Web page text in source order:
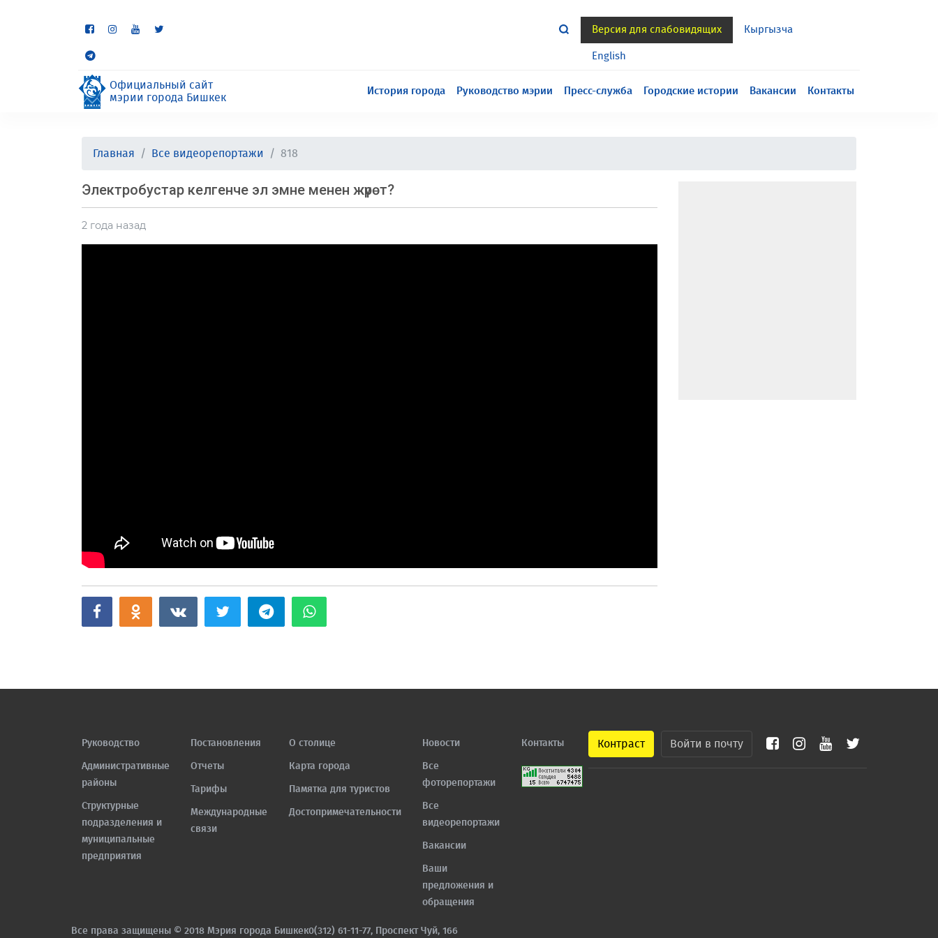
Версия для слабовидящих Кыргызча
English
Официальный сайт
мэрии города Бишкек
История города Руководство мэрии Пресс-служба Городские истории Вакансии Контакты
Главная Все видеорепортажи 818
Электробустар келгенче эл эмне менен жүрөт?
2 года назад
Руководство
Административные
районы
Структурные
подразделения и
муниципальные
предприятия
Постановления
Отчеты
Тарифы
Международные
связи
О столице
Карта города
Памятка для туристов
Достопримечательности
Новости
Все
фоторепортажи
Все
видеорепортажи
Вакансии
Ваши
предложения и
обращения
Контакты Контраст Войти в почту
Все права защищены © 2018 Мэрия города Бишкек0(312) 61-11-77, Проспект Чуй, 166